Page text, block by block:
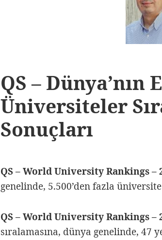
QS – Dünya’nın
Üniversiteler
Sonuçları
QS – World University Rankings –
genelinde, 5.500’den fazla
QS – World University Rankings –
sıralamasına, dünya genelinde, 47